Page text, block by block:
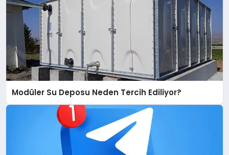
Modüler Su Deposu Neden Tercih Ediliyor?